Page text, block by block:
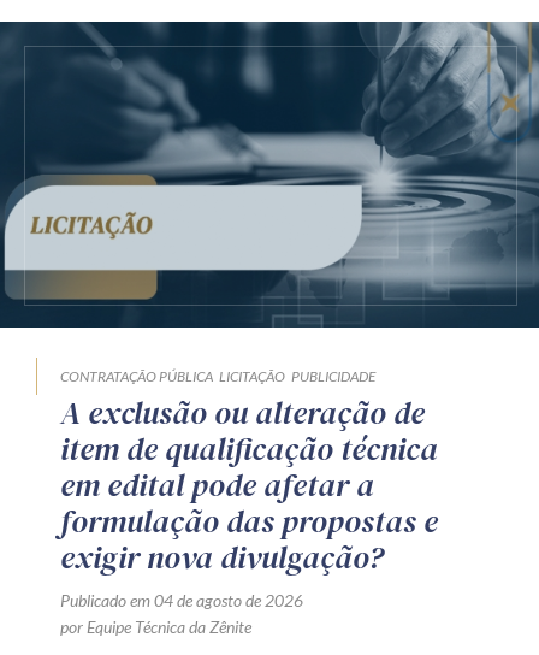
CONTRATAÇÃO PÚBLICA LICITAÇÃO PUBLICIDADE
A exclusão ou alteração de
item de qualificação técnica
em edital pode afetar a
formulação das propostas e
exigir nova divulgação?
Publicado em 04 de agosto de 2026
por Equipe Técnica da Zênite